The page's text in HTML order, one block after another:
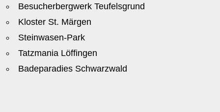
Besucherbergwerk Teufelsgrund
Kloster St. Märgen
Steinwasen-Park
Tatzmania Löffingen
Badeparadies Schwarzwald